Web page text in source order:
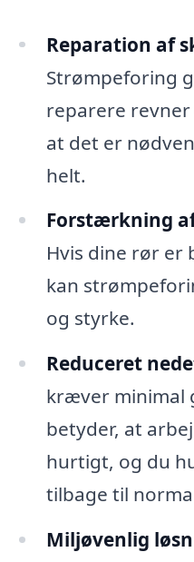
Reparation af
Strømpeforing
reparere
at det er
helt.
Forstærkning
Hvis dine rør er
kan
og styrke.
Reduceret
kræver minimal
betyder, at
hurtigt, og du
tilbage til
Miljøvenlig